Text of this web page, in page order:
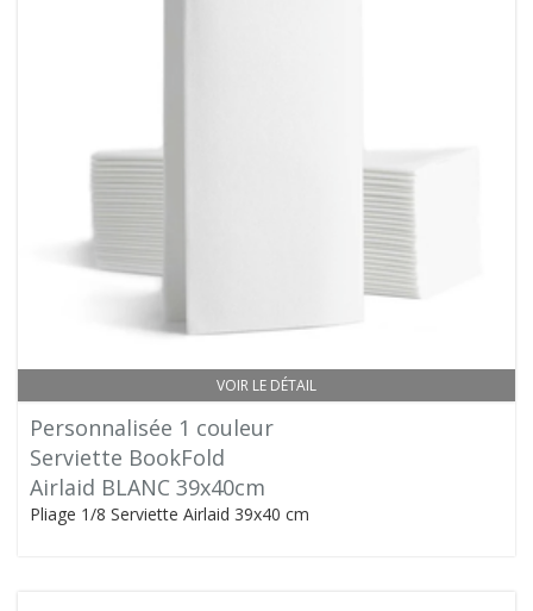
VOIR LE DÉTAIL
Personnalisée 1 couleur
Serviette BookFold
Airlaid BLANC 39x40cm
Pliage 1/8 Serviette Airlaid 39x40 cm